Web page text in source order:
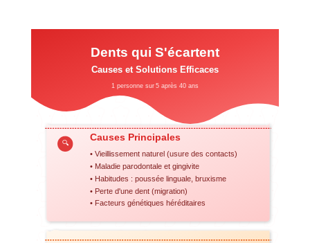
Dents qui S'écartent
Causes et Solutions Efficaces
1 personne sur 5 après 40 ans
🔍
Causes Principales
• Vieillissement naturel (usure des contacts)
• Maladie parodontale et gingivite
• Habitudes : poussée linguale, bruxisme
• Perte d'une dent (migration)
• Facteurs génétiques héréditaires